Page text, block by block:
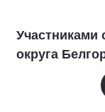
Участниками
округа